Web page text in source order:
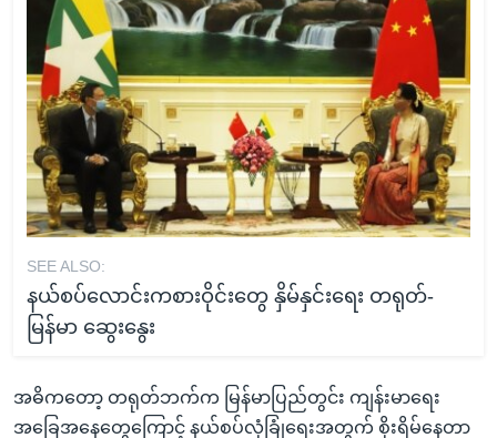
SEE ALSO:
နယ်စပ်လောင်းကစားဝိုင်းတွေ နှိမ်နှင်းရေး တရုတ်-
မြန်မာ ဆွေးနွေး
အဓိကတော့ တရုတ်ဘက်က မြန်မာပြည်တွင်း ကျန်းမာရေး
အခြေအနေတွေကြောင့် နယ်စပ်လုံခြုံရေးအတွက် စိုးရိမ်နေတာ